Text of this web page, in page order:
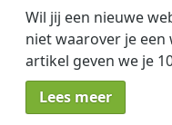
Wil jij een nieuwe
niet waarover je
artikel geven we je
Lees meer